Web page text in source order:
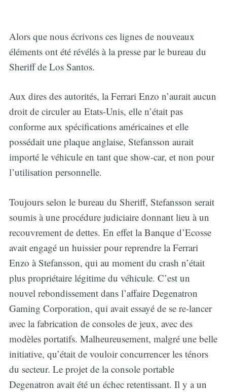
Alors que nous écrivons ces lignes de nouveaux
éléments ont été révélés à la presse par le bureau du
Sheriff de Los Santos.
Aux dires des autorités, la Ferrari Enzo n’aurait aucun
droit de circuler au Etats-Unis, elle n’était pas
conforme aux spécifications américaines et elle
possédait une plaque anglaise, Stefansson aurait
importé le véhicule en tant que show-car, et non pour
l’utilisation personnelle.
Toujours selon le bureau du Sheriff, Stefansson serait
soumis à une procédure judiciaire donnant lieu à un
recouvrement de dettes. En effet la Banque d’Ecosse
avait engagé un huissier pour reprendre la Ferrari
Enzo à Stefansson, qui au moment du crash n’était
plus propriétaire légitime du véhicule. C’est un
nouvel rebondissement dans l’affaire Degenatron
Gaming Corporation, qui avait essayé de se re-lancer
avec la fabrication de consoles de jeux, avec des
modèles portatifs. Malheureusement, malgré une belle
initiative, qu’était de vouloir concurrencer les ténors
du secteur. Le projet de la console portable
Degenatron avait été un échec retentissant. Il y a un